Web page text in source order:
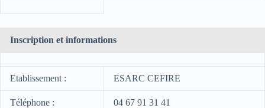
Inscription et informations
Etablissement : ESARC CEFIRE
Téléphone : 04 67 91 31 41